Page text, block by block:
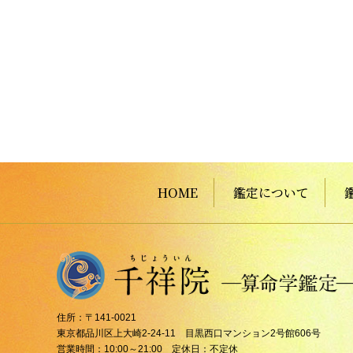
HOME 鑑定について
住所：〒141-0021
東京都品川区上大崎2-24-11 目黒西口マンション2号館606号
営業時間：10:00～21:00 定休日：不定休